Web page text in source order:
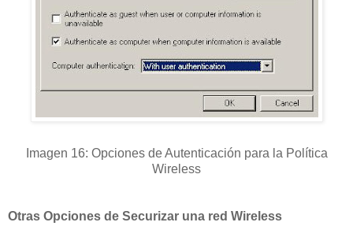
Imagen 16: Opciones de Autenticación para la Política
Wireless
Otras Opciones de Securizar una red Wireless